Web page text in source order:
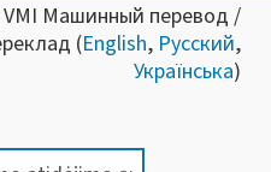
Машинный перевод /
(English, Русский,
Українська)